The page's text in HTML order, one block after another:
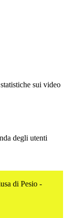
sui video
degli utenti
di Pesio -